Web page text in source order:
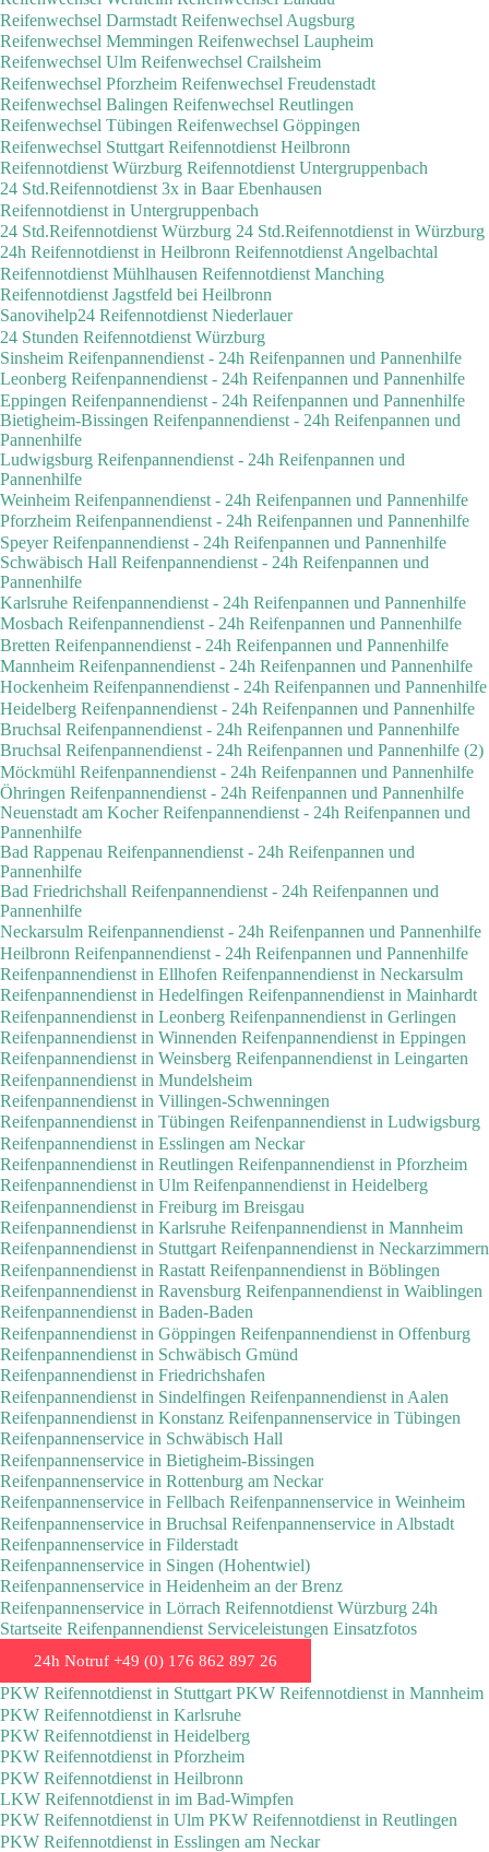
Reifenwechsel Darmstadt Reifenwechsel Augsburg
Reifenwechsel Memmingen Reifenwechsel Laupheim
Reifenwechsel Ulm Reifenwechsel Crailsheim
Reifenwechsel Pforzheim Reifenwechsel Freudenstadt
Reifenwechsel Balingen Reifenwechsel Reutlingen
Reifenwechsel Tübingen Reifenwechsel Göppingen
Reifenwechsel Stuttgart Reifennotdienst Heilbronn
Reifennotdienst Würzburg Reifennotdienst Untergruppenbach
24 Std.Reifennotdienst 3x in Baar Ebenhausen
Reifennotdienst in Untergruppenbach
24 Std.Reifennotdienst Würzburg 24 Std.Reifennotdienst in Würzburg
24h Reifennotdienst in Heilbronn Reifennotdienst Angelbachtal
Reifennotdienst Mühlhausen Reifennotdienst Manching
Reifennotdienst Jagstfeld bei Heilbronn
Sanovihelp24 Reifennotdienst Niederlauer
24 Stunden Reifennotdienst Würzburg
Sinsheim Reifenpannendienst - 24h Reifenpannen und Pannenhilfe
Leonberg Reifenpannendienst - 24h Reifenpannen und Pannenhilfe
Eppingen Reifenpannendienst - 24h Reifenpannen und Pannenhilfe
Bietigheim-Bissingen Reifenpannendienst - 24h Reifenpannen und
Pannenhilfe
Ludwigsburg Reifenpannendienst - 24h Reifenpannen und
Pannenhilfe
Weinheim Reifenpannendienst - 24h Reifenpannen und Pannenhilfe
Pforzheim Reifenpannendienst - 24h Reifenpannen und Pannenhilfe
Speyer Reifenpannendienst - 24h Reifenpannen und Pannenhilfe
Schwäbisch Hall Reifenpannendienst - 24h Reifenpannen und
Pannenhilfe
Karlsruhe Reifenpannendienst - 24h Reifenpannen und Pannenhilfe
Mosbach Reifenpannendienst - 24h Reifenpannen und Pannenhilfe
Bretten Reifenpannendienst - 24h Reifenpannen und Pannenhilfe
Mannheim Reifenpannendienst - 24h Reifenpannen und Pannenhilfe
Hockenheim Reifenpannendienst - 24h Reifenpannen und Pannenhilfe
Heidelberg Reifenpannendienst - 24h Reifenpannen und Pannenhilfe
Bruchsal Reifenpannendienst - 24h Reifenpannen und Pannenhilfe
Bruchsal Reifenpannendienst - 24h Reifenpannen und Pannenhilfe (2)
Möckmühl Reifenpannendienst - 24h Reifenpannen und Pannenhilfe
Öhringen Reifenpannendienst - 24h Reifenpannen und Pannenhilfe
Neuenstadt am Kocher Reifenpannendienst - 24h Reifenpannen und
Pannenhilfe
Bad Rappenau Reifenpannendienst - 24h Reifenpannen und
Pannenhilfe
Bad Friedrichshall Reifenpannendienst - 24h Reifenpannen und
Pannenhilfe
Neckarsulm Reifenpannendienst - 24h Reifenpannen und Pannenhilfe
Heilbronn Reifenpannendienst - 24h Reifenpannen und Pannenhilfe
Reifenpannendienst in Ellhofen Reifenpannendienst in Neckarsulm
Reifenpannendienst in Hedelfingen Reifenpannendienst in Mainhardt
Reifenpannendienst in Leonberg Reifenpannendienst in Gerlingen
Reifenpannendienst in Winnenden Reifenpannendienst in Eppingen
Reifenpannendienst in Weinsberg Reifenpannendienst in Leingarten
Reifenpannendienst in Mundelsheim
Reifenpannendienst in Villingen-Schwenningen
Reifenpannendienst in Tübingen Reifenpannendienst in Ludwigsburg
Reifenpannendienst in Esslingen am Neckar
Reifenpannendienst in Reutlingen Reifenpannendienst in Pforzheim
Reifenpannendienst in Ulm Reifenpannendienst in Heidelberg
Reifenpannendienst in Freiburg im Breisgau
Reifenpannendienst in Karlsruhe Reifenpannendienst in Mannheim
Reifenpannendienst in Stuttgart Reifenpannendienst in Neckarzimmern
Reifenpannendienst in Rastatt Reifenpannendienst in Böblingen
Reifenpannendienst in Ravensburg Reifenpannendienst in Waiblingen
Reifenpannendienst in Baden-Baden
Reifenpannendienst in Göppingen Reifenpannendienst in Offenburg
Reifenpannendienst in Schwäbisch Gmünd
Reifenpannendienst in Friedrichshafen
Reifenpannendienst in Sindelfingen Reifenpannendienst in Aalen
Reifenpannendienst in Konstanz Reifenpannenservice in Tübingen
Reifenpannenservice in Schwäbisch Hall
Reifenpannenservice in Bietigheim-Bissingen
Reifenpannenservice in Rottenburg am Neckar
Reifenpannenservice in Fellbach Reifenpannenservice in Weinheim
Reifenpannenservice in Bruchsal Reifenpannenservice in Albstadt
Reifenpannenservice in Filderstadt
Reifenpannenservice in Singen (Hohentwiel)
Reifenpannenservice in Heidenheim an der Brenz
Reifenpannenservice in Lörrach Reifennotdienst Würzburg 24h
Startseite Reifenpannendienst Serviceleistungen Einsatzfotos
24h Notruf +49 (0) 176 862 897 26
PKW Reifennotdienst in Stuttgart PKW Reifennotdienst in Mannheim
PKW Reifennotdienst in Karlsruhe
PKW Reifennotdienst in Heidelberg
PKW Reifennotdienst in Pforzheim
PKW Reifennotdienst in Heilbronn
LKW Reifennotdienst in im Bad-Wimpfen
PKW Reifennotdienst in Ulm PKW Reifennotdienst in Reutlingen
PKW Reifennotdienst in Esslingen am Neckar